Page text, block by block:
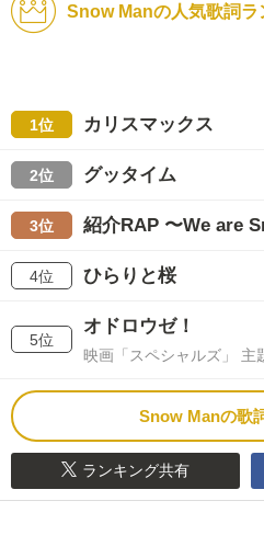
Snow Manの人気歌詞ラ
1位 カリスマックス
2位 グッタイム
3位 紹介RAP 〜We are
4位 ひらりと桜
5位
オドロウゼ！
映画「スペシャルズ」 主
Snow Manの歌
ランキング共有